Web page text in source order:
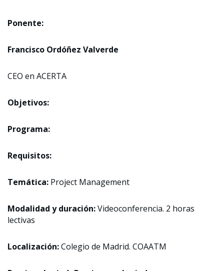
Ponente:
Francisco Ordóñez Valverde
CEO en ACERTA
Objetivos:
Programa:
Requisitos:
Temática: Project Management
Modalidad y duración:Videoconferencia. 2 horas
lectivas
Localización:Colegio de Madrid. COAATM